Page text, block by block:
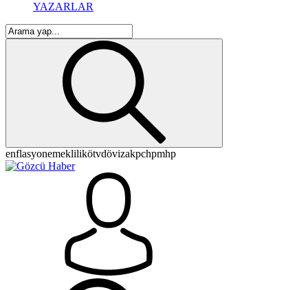
YAZARLAR
enflasyonemeklilikötvdövizakpchpmhp